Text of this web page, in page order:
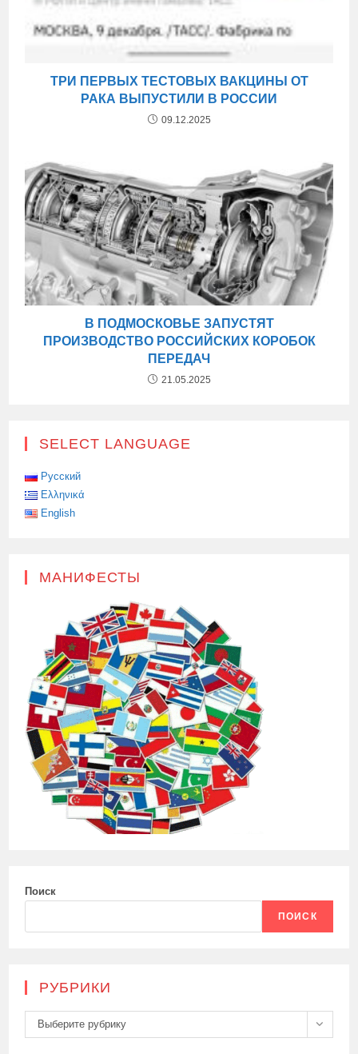
ТРИ ПЕРВЫХ ТЕСТОВЫХ ВАКЦИНЫ ОТ
РАКА ВЫПУСТИЛИ В РОССИИ
09.12.2025
В ПОДМОСКОВЬЕ ЗАПУСТЯТ
ПРОИЗВОДСТВО РОССИЙСКИХ КОРОБОК
ПЕРЕДАЧ
21.05.2025
SELECT LANGUAGE
Русский
Ελληνικά
English
МАНИФЕСТЫ
Поиск
ПОИСК
РУБРИКИ
Рубрики
Выберите рубрику